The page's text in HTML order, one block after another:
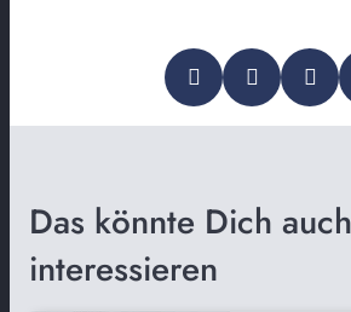
Das könnte Dich auch
interessieren